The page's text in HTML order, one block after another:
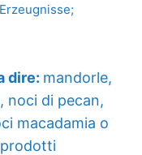
dire: mandorle,
noci di pecan,
macadamia o
prodotti